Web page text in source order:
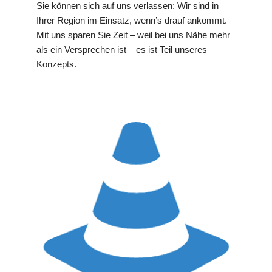
Sie können sich auf uns verlassen: Wir sind in
Ihrer Region im Einsatz, wenn’s drauf ankommt.
Mit uns sparen Sie Zeit – weil bei uns Nähe mehr
als ein Versprechen ist – es ist Teil unseres
Konzepts.